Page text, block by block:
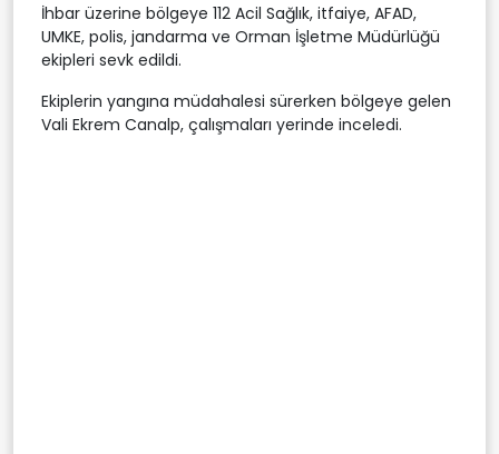
İhbar üzerine bölgeye 112 Acil Sağlık, itfaiye, AFAD,
UMKE, polis, jandarma ve Orman İşletme Müdürlüğü
ekipleri sevk edildi.
Ekiplerin yangına müdahalesi sürerken bölgeye gelen
Vali Ekrem Canalp, çalışmaları yerinde inceledi.